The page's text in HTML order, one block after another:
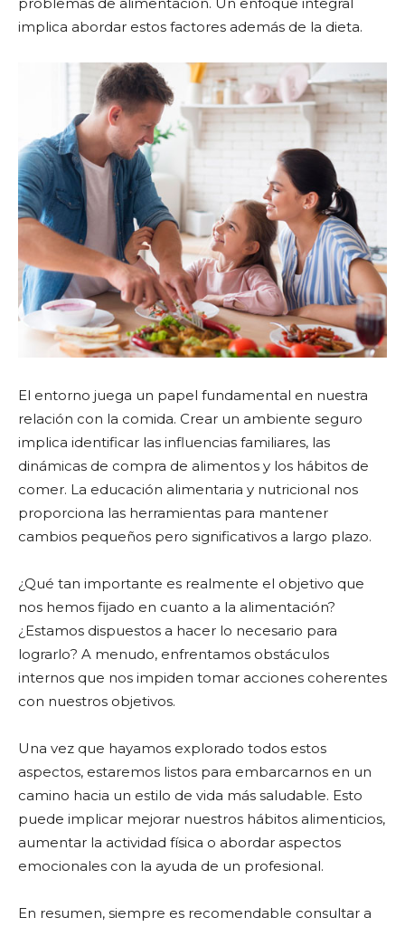
implica abordar estos factores además de la dieta.
El entorno juega un papel fundamental en nuestra
relación con la comida. Crear un ambiente seguro
implica identificar las influencias familiares, las
dinámicas de compra de alimentos y los hábitos de
comer. La educación alimentaria y nutricional nos
proporciona las herramientas para mantener
cambios pequeños pero significativos a largo plazo.
¿Qué tan importante es realmente el objetivo que
nos hemos fijado en cuanto a la alimentación?
¿Estamos dispuestos a hacer lo necesario para
lograrlo? A menudo, enfrentamos obstáculos
internos que nos impiden tomar acciones coherentes
con nuestros objetivos.
Una vez que hayamos explorado todos estos
aspectos, estaremos listos para embarcarnos en un
camino hacia un estilo de vida más saludable. Esto
puede implicar mejorar nuestros hábitos alimenticios,
aumentar la actividad física o abordar aspectos
emocionales con la ayuda de un profesional.
En resumen, siempre es recomendable consultar a